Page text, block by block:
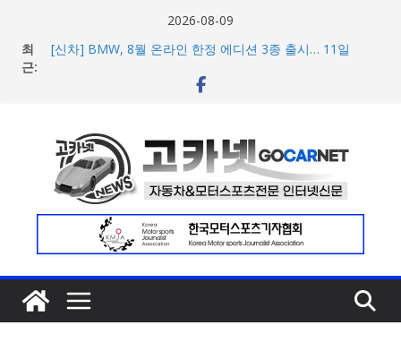
2026-08-09
최
근:
[신차] BMW, 8월 온라인 한정 에디션 3종 출시… 11일
벤틀리, 첫 순수 전기 어반 럭셔리 SUV 토르칼 탑재될 ‘큐레
팝업 오픈
BMW 레이디스 챔피언십 2026, 다양한 티켓 패키지 선보이
며 본격 대회 준비 돌입
현대차·기아, ‘2026 레드닷 어워드’에서 최우수상 2개·본상
15개 수상